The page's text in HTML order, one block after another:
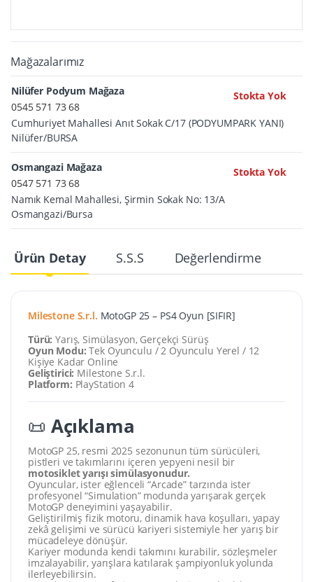
Mağazalarımız
Nilüfer Podyum Mağaza
Stokta Yok
0545 571 73 68
Cumhuriyet Mahallesi Anıt Sokak C/17 (PODYUMPARK YANI)
Nilüfer/BURSA
Osmangazi Mağaza
Stokta Yok
0547 571 73 68
Namık Kemal Mahallesi, Şirmin Sokak No: 13/A
Osmangazi/Bursa
Ürün Detay S.S.S Değerlendirme
Milestone S.r.l. MotoGP 25 – PS4 Oyun [SIFIR]
Türü: Yarış, Simülasyon, Gerçekçi Sürüş
Oyun Modu: Tek Oyunculu / 2 Oyunculu Yerel / 12
Kişiye Kadar Online
Geliştirici: Milestone S.r.l.
Platform: PlayStation 4
📜 Açıklama
MotoGP 25, resmi 2025 sezonunun tüm sürücüleri,
pistleri ve takımlarını içeren yepyeni nesil bir
motosiklet yarışı simülasyonudur.
Oyuncular, ister eğlenceli “Arcade” tarzında ister
profesyonel “Simulation” modunda yarışarak gerçek
MotoGP deneyimini yaşayabilir.
Geliştirilmiş fizik motoru, dinamik hava koşulları, yapay
zekâ gelişimi ve sürücü kariyeri sistemiyle her yarış bir
mücadeleye dönüşür.
Kariyer modunda kendi takımını kurabilir, sözleşmeler
imzalayabilir, yarışlara katılarak şampiyonluk yolunda
ilerleyebilirsin.